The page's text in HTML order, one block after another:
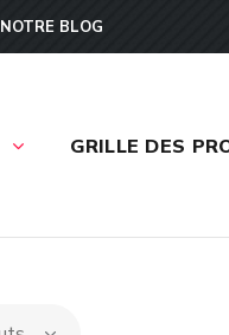
NOTRE BLOG
GRILLE DES